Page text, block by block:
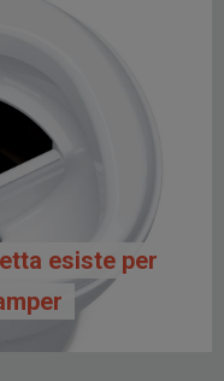
esiste per